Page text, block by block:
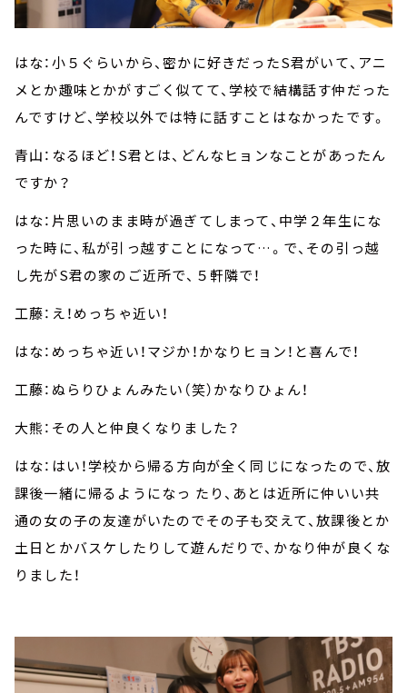
はな：小５ぐらいから、密かに好きだったS君がいて、アニ
メとか趣味とかがすごく似てて、学校で結構話す仲だった
んですけど、学校以外では特に話すことはなかったです。
青山：なるほど！S君とは、どんなヒョンなことがあったん
ですか？
はな：片思いのまま時が過ぎてしまって、中学２年生にな
った時に、私が引っ越すことになって…。で、その引っ越
し先がS君の家のご近所で、５軒隣で！
工藤：え！めっちゃ近い！
はな：めっちゃ近い！マジか！かなりヒョン！と喜んで！
工藤：ぬらりひょんみたい（笑）かなりひょん！
大熊：その人と仲良くなりました？
はな：はい！学校から帰る方向が全く同じになったので、放
課後一緒に帰るようになっ たり、あとは近所に仲いい共
通の女の子の友達がいたのでその子も交えて、放課後とか
土日とかバスケしたりして遊んだりで、かなり仲が良くな
りました！